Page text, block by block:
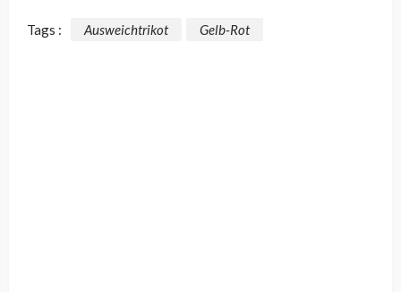
Tags : Ausweichtrikot Gelb-Rot